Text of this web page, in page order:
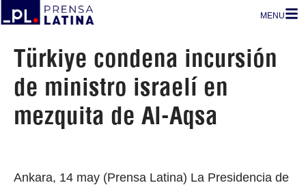
MENU
Türkiye condena incursión
de ministro israelí en
mezquita de Al-Aqsa
Ankara, 14 may (Prensa Latina) La Presidencia de